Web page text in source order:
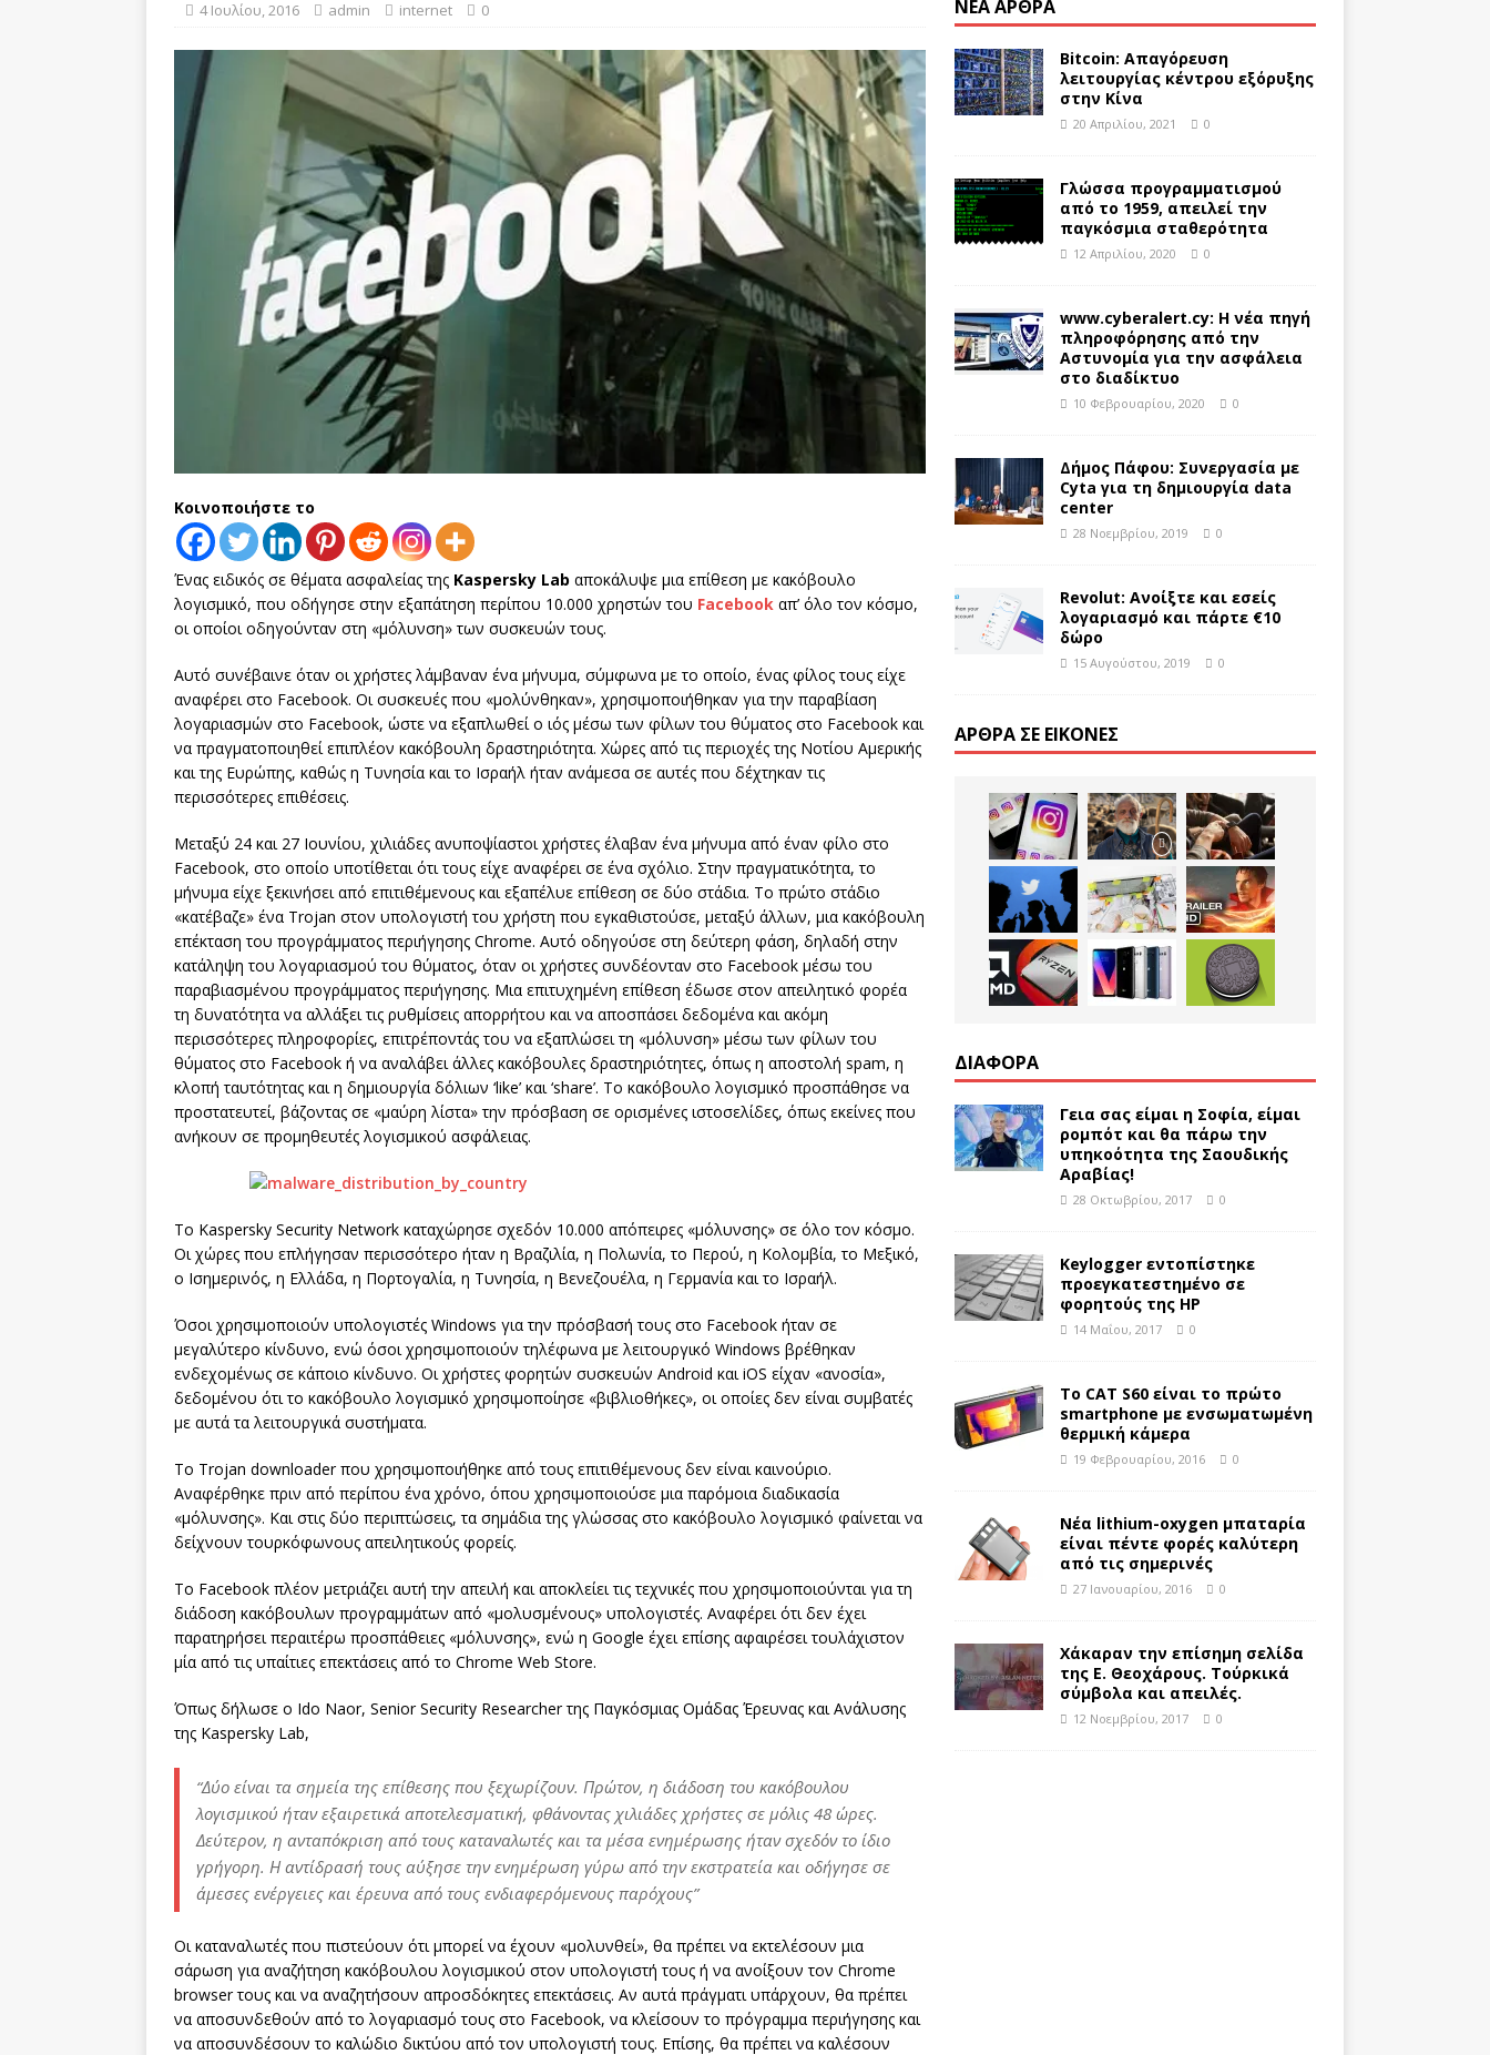
[ 20 Απριλίου, 2021 ] Bitcoin: Απαγόρευση λειτουργίας κέντρου εξόρυξης στην Κίνα
4 Ιουλίου, 2016 admin internet 0
Κοινοποιήστε το
Ένας ειδικός σε θέματα ασφαλείας της Kaspersky Lab αποκάλυψε μια επίθεση με κακόβουλο
λογισμικό, που οδήγησε στην εξαπάτηση περίπου 10.000 χρηστών του Facebook απ’ όλο τον κόσμο,
οι οποίοι οδηγούνταν στη «μόλυνση» των συσκευών τους.
Αυτό συνέβαινε όταν οι χρήστες λάμβαναν ένα μήνυμα, σύμφωνα με το οποίο, ένας φίλος τους είχε
αναφέρει στο Facebook. Οι συσκευές που «μολύνθηκαν», χρησιμοποιήθηκαν για την παραβίαση
λογαριασμών στο Facebook, ώστε να εξαπλωθεί ο ιός μέσω των φίλων του θύματος στο Facebook και
να πραγματοποιηθεί επιπλέον κακόβουλη δραστηριότητα. Χώρες από τις περιοχές της Νοτίου Αμερικής
και της Ευρώπης, καθώς η Τυνησία και το Ισραήλ ήταν ανάμεσα σε αυτές που δέχτηκαν τις
περισσότερες επιθέσεις.
Μεταξύ 24 και 27 Ιουνίου, χιλιάδες ανυποψίαστοι χρήστες έλαβαν ένα μήνυμα από έναν φίλο στο
Facebook, στο οποίο υποτίθεται ότι τους είχε αναφέρει σε ένα σχόλιο. Στην πραγματικότητα, το
μήνυμα είχε ξεκινήσει από επιτιθέμενους και εξαπέλυε επίθεση σε δύο στάδια. Το πρώτο στάδιο
«κατέβαζε» ένα Trojan στον υπολογιστή του χρήστη που εγκαθιστούσε, μεταξύ άλλων, μια κακόβουλη
επέκταση του προγράμματος περιήγησης Chrome. Αυτό οδηγούσε στη δεύτερη φάση, δηλαδή στην
κατάληψη του λογαριασμού του θύματος, όταν οι χρήστες συνδέονταν στο Facebook μέσω του
παραβιασμένου προγράμματος περιήγησης. Μια επιτυχημένη επίθεση έδωσε στον απειλητικό φορέα
τη δυνατότητα να αλλάξει τις ρυθμίσεις απορρήτου και να αποσπάσει δεδομένα και ακόμη
περισσότερες πληροφορίες, επιτρέποντάς του να εξαπλώσει τη «μόλυνση» μέσω των φίλων του
θύματος στο Facebook ή να αναλάβει άλλες κακόβουλες δραστηριότητες, όπως η αποστολή spam, η
κλοπή ταυτότητας και η δημιουργία δόλιων ‘like’ και ‘share’. Το κακόβουλο λογισμικό προσπάθησε να
προστατευτεί, βάζοντας σε «μαύρη λίστα» την πρόσβαση σε ορισμένες ιστοσελίδες, όπως εκείνες που
ανήκουν σε προμηθευτές λογισμικού ασφάλειας.
Το Kaspersky Security Network καταχώρησε σχεδόν 10.000 απόπειρες «μόλυνσης» σε όλο τον κόσμο.
Οι χώρες που επλήγησαν περισσότερο ήταν η Βραζιλία, η Πολωνία, το Περού, η Κολομβία, το Μεξικό,
ο Ισημερινός, η Ελλάδα, η Πορτογαλία, η Τυνησία, η Βενεζουέλα, η Γερμανία και το Ισραήλ.
Όσοι χρησιμοποιούν υπολογιστές Windows για την πρόσβασή τους στο Facebook ήταν σε
μεγαλύτερο κίνδυνο, ενώ όσοι χρησιμοποιούν τηλέφωνα με λειτουργικό Windows βρέθηκαν
ενδεχομένως σε κάποιο κίνδυνο. Οι χρήστες φορητών συσκευών Android και iOS είχαν «ανοσία»,
δεδομένου ότι το κακόβουλο λογισμικό χρησιμοποίησε «βιβλιοθήκες», οι οποίες δεν είναι συμβατές
με αυτά τα λειτουργικά συστήματα.
Το Trojan downloader που χρησιμοποιήθηκε από τους επιτιθέμενους δεν είναι καινούριο.
Αναφέρθηκε πριν από περίπου ένα χρόνο, όπου χρησιμοποιούσε μια παρόμοια διαδικασία
«μόλυνσης». Και στις δύο περιπτώσεις, τα σημάδια της γλώσσας στο κακόβουλο λογισμικό φαίνεται να
δείχνουν τουρκόφωνους απειλητικούς φορείς.
Το Facebook πλέον μετριάζει αυτή την απειλή και αποκλείει τις τεχνικές που χρησιμοποιούνται για τη
διάδοση κακόβουλων προγραμμάτων από «μολυσμένους» υπολογιστές. Αναφέρει ότι δεν έχει
παρατηρήσει περαιτέρω προσπάθειες «μόλυνσης», ενώ η Google έχει επίσης αφαιρέσει τουλάχιστον
μία από τις υπαίτιες επεκτάσεις από το Chrome Web Store.
Όπως δήλωσε ο Ido Naor, Senior Security Researcher της Παγκόσμιας Ομάδας Έρευνας και Ανάλυσης
της Kaspersky Lab,
“Δύο είναι τα σημεία της επίθεσης που ξεχωρίζουν. Πρώτον, η διάδοση του κακόβουλου
λογισμικού ήταν εξαιρετικά αποτελεσματική, φθάνοντας χιλιάδες χρήστες σε μόλις 48 ώρες.
Δεύτερον, η ανταπόκριση από τους καταναλωτές και τα μέσα ενημέρωσης ήταν σχεδόν το ίδιο
γρήγορη. Η αντίδρασή τους αύξησε την ενημέρωση γύρω από την εκστρατεία και οδήγησε σε
άμεσες ενέργειες και έρευνα από τους ενδιαφερόμενους παρόχους”
Οι καταναλωτές που πιστεύουν ότι μπορεί να έχουν «μολυνθεί», θα πρέπει να εκτελέσουν μια
σάρωση για αναζήτηση κακόβουλου λογισμικού στον υπολογιστή τους ή να ανοίξουν τον Chrome
browser τους και να αναζητήσουν απροσδόκητες επεκτάσεις. Αν αυτά πράγματι υπάρχουν, θα πρέπει
να αποσυνδεθούν από το λογαριασμό τους στο Facebook, να κλείσουν το πρόγραμμα περιήγησης και
να αποσυνδέσουν το καλώδιο δικτύου από τον υπολογιστή τους. Επίσης, θα πρέπει να καλέσουν
ΝΈΑ ΆΡΘΡΑ
Bitcoin: Απαγόρευση
λειτουργίας κέντρου εξόρυξης
στην Κίνα
20 Απριλίου, 2021 0
Γλώσσα προγραμματισμού
από το 1959, απειλεί την
παγκόσμια σταθερότητα
12 Απριλίου, 2020 0
www.cyberalert.cy: Η νέα πηγή
πληροφόρησης από την
Αστυνομία για την ασφάλεια
στο διαδίκτυο
10 Φεβρουαρίου, 2020 0
Δήμος Πάφου: Συνεργασία με
Cyta για τη δημιουργία data
center
28 Νοεμβρίου, 2019 0
Revolut: Ανοίξτε και εσείς
λογαριασμό και πάρτε €10
δώρο
15 Αυγούστου, 2019 0
ΆΡΘΡΑ ΣΕ ΕΙΚΌΝΕΣ
ΔΙΑΦΟΡΑ
Γεια σας είμαι η Σοφία, είμαι
ρομπότ και θα πάρω την
υπηκοότητα της Σαουδικής
Αραβίας!
28 Οκτωβρίου, 2017 0
Keylogger εντοπίστηκε
προεγκατεστημένο σε
φορητούς της HP
14 Μαΐου, 2017 0
Το CAT S60 είναι το πρώτο
smartphone με ενσωματωμένη
θερμική κάμερα
19 Φεβρουαρίου, 2016 0
Νέα lithium-oxygen μπαταρία
είναι πέντε φορές καλύτερη
από τις σημερινές
27 Ιανουαρίου, 2016 0
Χάκαραν την επίσημη σελίδα
της Ε. Θεοχάρους. Τούρκικά
σύμβολα και απειλές.
12 Νοεμβρίου, 2017 0